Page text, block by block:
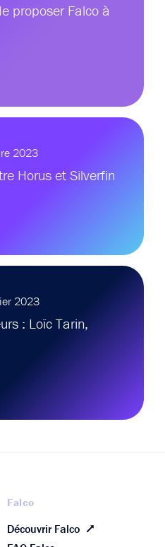
proposer Falco à
2023
Horus et Silverfin
2023
: Loïc Tarin,
Falco
Découvrir Falco